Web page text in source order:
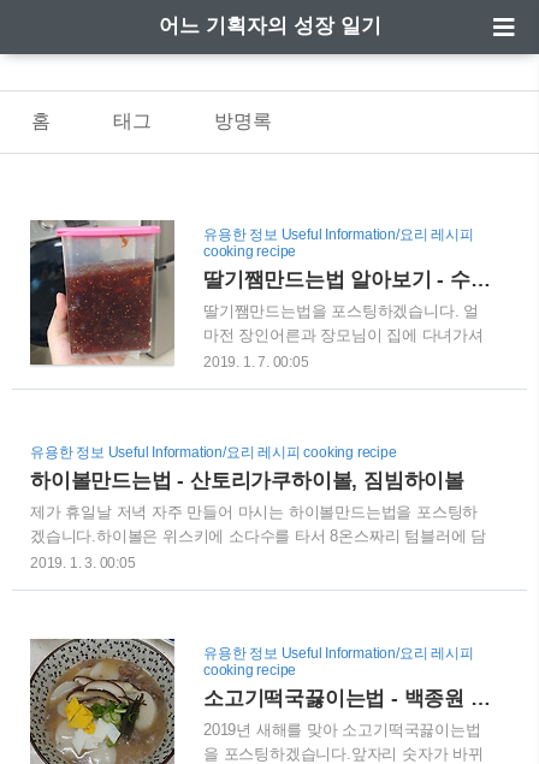
어느 기획자의 성장 일기
홈 태그 방명록
유용한 정보 Useful Information/요리 레시피
cooking recipe
딸기쨈만드는법 알아보기 - 수제딸기잼 간단 레시피(딸기씻는법)
딸기쨈만드는법을 포스팅하겠습니다. 얼
마전 장인어른과 장모님이 집에 다녀가셔
서 딸기 몇박스를 주고 가셨는데, 양이 너
신 딸기들을 그냥 버릴 수가 없어 고민하
다가, 딸기잼을 만드는 것이 좋겠다고 생
각했습니다.딸기쨈만드는법은 간단해서
그냥 그대로만 따라하시면 훌륭하게 만드
짝 풀어서 30초간 담궈서 그냥 흐르는물에
헹궈주시면 됩니다. 저의 경우 수경재배를
한 딸기이므로, 그냥 흐르는 물에만 씻어
서 손질하였습니다.또한 무른 부분과 꼭지
부분은 모..
2019. 1. 7. 00:05
유용한 정보 Useful Information/요리 레시피 cooking recipe
하이볼만드는법 - 산토리가쿠하이볼, 짐빔하이볼
제가 휴일날 저녁 자주 만들어 마시는 하이볼만드는법을 포스팅하
겠습니다.하이볼은 위스키에 소다수를 타서 8온스짜리 텀블러에 담
아 내는 음료를 말합니다. 하이볼이 어떻게 생겨났는지 알아보겠습
에서 술을 마시고 있는 손님의 술잔에 공이 날아들어 이 이름이 붙었
다는 설이 있습니다.사실 하이볼은 반드시 위스키만 넣지는 않고, 스
피리츠 같은 독한술을 진저에일을 비롯한 소다수로 희석한 음료를
통칭하는 것입니다. 이제 본격적으로 하이볼만드는법을 알아보도록
하겠습니다.하이볼을 만드는 법은 매우 쉽고 간단해서 제가 지금부
2019. 1. 3. 00:05
유용한 정보 Useful Information/요리 레시피
cooking recipe
소고기떡국끓이는법 - 백종원 소고기 떡국 레시피 포함
2019년 새해를 맞아 소고기떡국끓이는법
을 포스팅하겠습니다.앞자리 숫자가 바뀌